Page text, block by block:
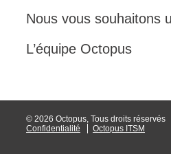
Nous vous souhaitons
L’équipe Octopus
© 2026 Octopus, Tous droits réservés
Confidentialité
Octopus ITSM